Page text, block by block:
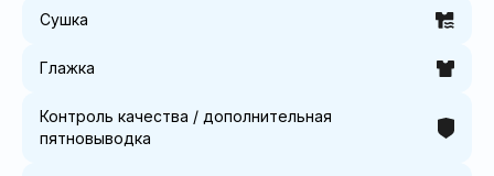
Сушка
Глажка
Контроль качества / дополнительная
пятновыводка